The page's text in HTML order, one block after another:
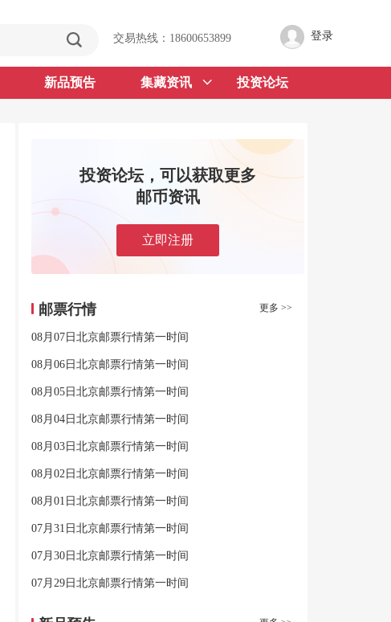
登录
交易热线：18600653899
新品预告 集藏资讯 投资论坛
投资论坛，可以获取更多
邮币资讯
立即注册
邮票行情 更多 >>
08月07日北京邮票行情第一时间
08月06日北京邮票行情第一时间
08月05日北京邮票行情第一时间
08月04日北京邮票行情第一时间
08月03日北京邮票行情第一时间
08月02日北京邮票行情第一时间
08月01日北京邮票行情第一时间
07月31日北京邮票行情第一时间
07月30日北京邮票行情第一时间
07月29日北京邮票行情第一时间